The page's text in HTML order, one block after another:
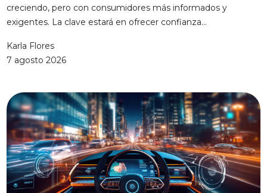
creciendo, pero con consumidores más informados y
exigentes. La clave estará en ofrecer confianza...
Karla Flores
7 agosto 2026